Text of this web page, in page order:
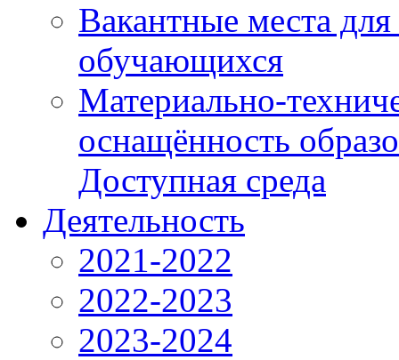
Вакантные места
обучающихся
Материально-
оснащённость
Доступная среда
Деятельность
2021-2022
2022-2023
2023-2024